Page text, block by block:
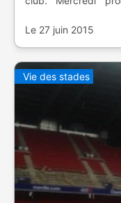
Le 27 juin 2015
Vie des stades